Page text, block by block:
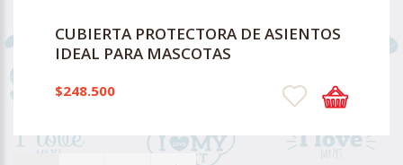
CUBIERTA PROTECTORA DE ASIENTOS
IDEAL PARA MASCOTAS
$248.500